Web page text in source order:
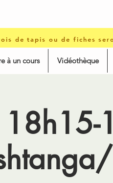
de tapis ou de fiches
à un cours Vidéothèque